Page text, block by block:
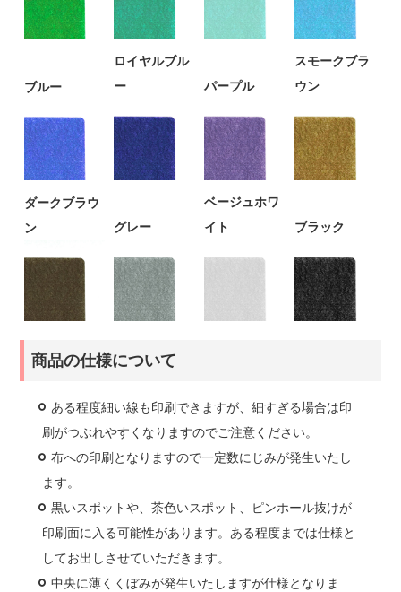
ブルー
ロイヤルブル
ー
パープル
スモークブラ
ウン
ダークブラウ
ン
グレー
ベージュホワ
イト
ブラック
商品の仕様について
ある程度細い線も印刷できますが、細すぎる場合は印
刷がつぶれやすくなりますのでご注意ください。
布への印刷となりますので一定数にじみが発生いたし
ます。
黒いスポットや、茶色いスポット、ピンホール抜けが
印刷面に入る可能性があります。ある程度までは仕様と
してお出しさせていただきます。
中央に薄くくぼみが発生いたしますが仕様となりま